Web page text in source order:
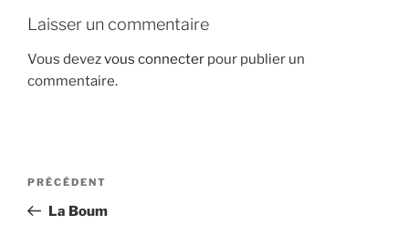
Laisser un commentaire
Vous devezvous connecter pour publier un
commentaire.
Navigation
l’article
Article
précédent
PRÉCÉDENT
La Boum